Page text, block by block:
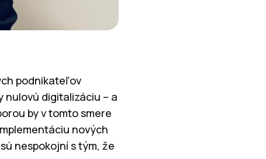
podnikateľov
nulovú digitalizáciu – a
by v tomto smere
nových
nespokojní s tým, že